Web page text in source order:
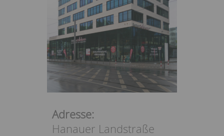
Adresse:
Hanauer Landstraße